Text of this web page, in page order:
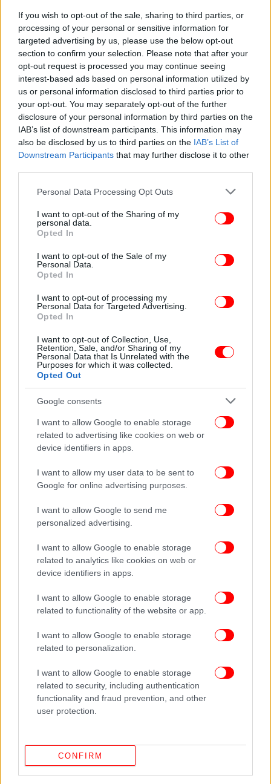
If you wish to opt-out of the sale, sharing to third parties, or
processing of your personal or sensitive information for
targeted advertising by us, please use the below opt-out
section to confirm your selection. Please note that after your
opt-out request is processed you may continue seeing
interest-based ads based on personal information utilized by
us or personal information disclosed to third parties prior to
your opt-out. You may separately opt-out of the further
disclosure of your personal information by third parties on the
IAB’s list of downstream participants. This information may
also be disclosed by us to third parties on the IAB’s List of
Downstream Participants that may further disclose it to other
Please note that this website/app uses one or more Google
not limited to your visit or usage behaviour. You may click to
grant or deny consent to Google and its third-party tags to
use your data for below specified purposes in below Google
consent section.
Personal Data Processing Opt Outs
I want to opt-out of the Sharing of my
personal data.
Opted In
I want to opt-out of the Sale of my
Personal Data.
Opted In
I want to opt-out of processing my
Personal Data for Targeted Advertising.
Opted In
I want to opt-out of Collection, Use,
Retention, Sale, and/or Sharing of my
Personal Data that Is Unrelated with the
Purposes for which it was collected.
Opted Out
Google consents
I want to allow Google to enable storage
related to advertising like cookies on web or
device identifiers in apps.
I want to allow my user data to be sent to
Google for online advertising purposes.
I want to allow Google to send me
personalized advertising.
I want to allow Google to enable storage
related to analytics like cookies on web or
device identifiers in apps.
I want to allow Google to enable storage
related to functionality of the website or app.
I want to allow Google to enable storage
related to personalization.
I want to allow Google to enable storage
related to security, including authentication
functionality and fraud prevention, and other
user protection.
CONFIRM
τους νεότερους τεχνίτες.
Είναι η δεύτερη φορά που επισκέπτεται η κυρία
Αρεόπολη, οι εκδηλώσεις ήταν λιτές, με τήρηση
όλων των υγειονομικών μέτρων. Οι επίσημοι,
μεταξύ των οποίων ο τέως υπουργός Εσωτερικών
Τάκης Θεοδωρικάκοςκαι ο δήμαρχος της
περιοχής Πέτρος Ανδρεάκος, παρακολούθησαν την
επίσημη δοξολογία στον Ιερό Ναό των
Χρυσόστομος Γ'. Στη συνέχεια μετέβησαν στην
Πλατεία των Αθανάτων, όπου ετελέστη